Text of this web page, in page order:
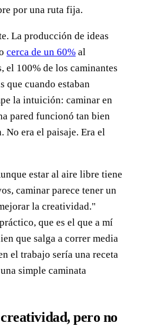
por una ruta fija.
La producción de ideas
cerca de un 60% al
el 100% de los caminantes
que cuando estaban
la intuición: caminar en
pared funcionó tan bien
No era el paisaje. Era el
estar al aire libre tiene
caminar parece tener un
la creatividad."
que es el que a mí
que salga a correr media
el trabajo sería una receta
simple caminata
pero no